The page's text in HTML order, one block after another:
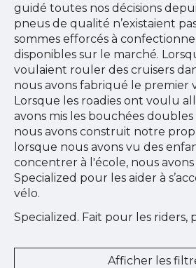
guidé toutes nos décisions
pneus de qualité n’existaient
sommes efforcés à
disponibles sur le marché.
voulaient rouler des cruisers
nous avons fabriqué le premier
Lorsque les roadies ont voulu
avons mis les bouchées
nous avons construit notre
lorsque nous avons vu des
concentrer à l'école, nous
Specialized pour les aider à
vélo.
Specialized. Fait pour les riders,
Afficher les